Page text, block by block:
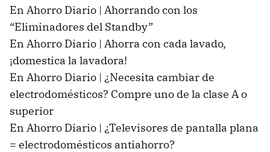
En Ahorro Diario | Ahorrando con los
“Eliminadores del Standby”
En Ahorro Diario | Ahorra con cada lavado,
¡domestica la lavadora!
En Ahorro Diario | ¿Necesita cambiar de
electrodomésticos? Compre uno de la clase A o
superior
En Ahorro Diario | ¿Televisores de pantalla plana
= electrodomésticos antiahorro?